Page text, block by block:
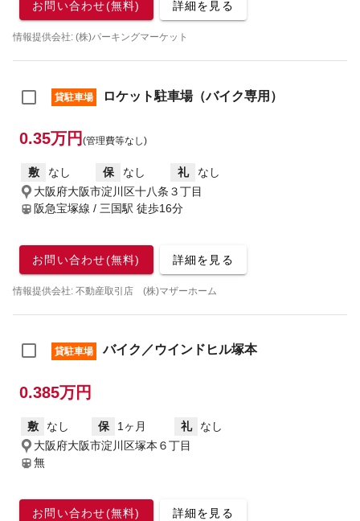
お問い合わせ(無料) 詳細を見る
情報提供会社: (株)パーキングマーケット
貸駐車場 ロケット駐車場（バイク専用）
0.35万円 (管理費等なし)
敷 なし 保 なし 礼
なし
大阪府大阪市淀川区十八条３丁目
阪急宝塚線 / 三国駅 徒歩16分
お問い合わせ(無料) 詳細を見る
情報提供会社: 不動産取引店 (株)マザーホーム
貸駐車場 バイク／ウインドヒル塚本
0.385万円
敷 なし 保 1ヶ月 礼
なし
大阪府大阪市淀川区塚本６丁目
無
お問い合わせ(無料) 詳細を見る